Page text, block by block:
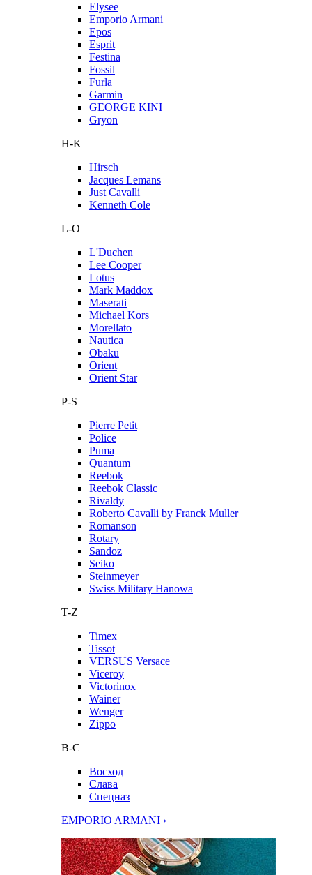
Elysee
Emporio Armani
Epos
Esprit
Festina
Fossil
Furla
Garmin
GEORGE KINI
Gryon
H-K
Hirsch
Jacques Lemans
Just Cavalli
Kenneth Cole
L-O
L'Duchen
Lee Cooper
Lotus
Mark Maddox
Maserati
Michael Kors
Morellato
Nautica
Obaku
Orient
Orient Star
P-S
Pierre Petit
Police
Puma
Quantum
Reebok
Reebok Classic
Rivaldy
Roberto Cavalli by Franck Muller
Romanson
Rotary
Sandoz
Seiko
Steinmeyer
Swiss Military Hanowa
T-Z
Timex
Tissot
VERSUS Versace
Viceroy
Victorinox
Wainer
Wenger
Zippo
В-С
Восход
Слава
Спецназ
EMPORIO ARMANI ›